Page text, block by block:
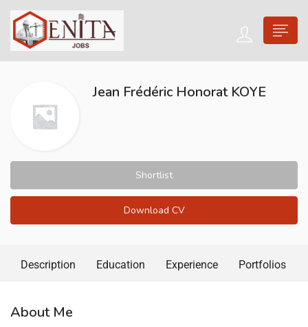
Jean Frédéric Honorat KOYE
Shortlist
Download CV
Description Education Experience Portfolios
About Me